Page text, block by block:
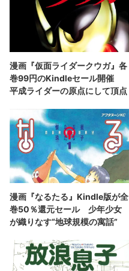
漫画『仮面ライダークウガ』各
巻99円のKindleセール開催
平成ライダーの原点にして頂点
漫画『なるたる』Kindle版が全
巻50％還元セール 少年少女
が織りなす“地球規模の寓話”